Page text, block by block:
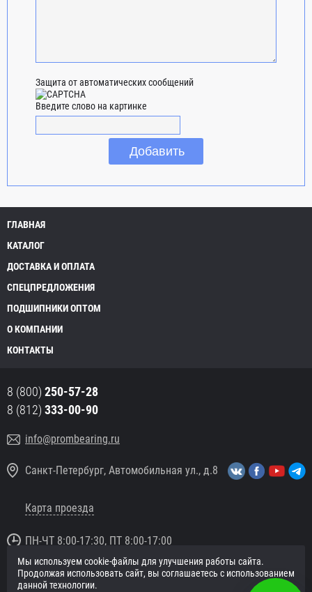
Защита от автоматических сообщений
Введите слово на картинке
ГЛАВНАЯ
КАТАЛОГ
ДОСТАВКА И ОПЛАТА
СПЕЦПРЕДЛОЖЕНИЯ
ПОДШИПНИКИ ОПТОМ
О КОМПАНИИ
КОНТАКТЫ
8 (800) 250-57-28
8 (812) 333-00-90
info@prombearing.ru
Санкт-Петербург, Автомобильная ул., д.8
Карта проезда
ПН-ЧТ 8:00-17:30, ПТ 8:00-17:00
© 2016 «PromBearing.ru»
Подшипники оптом и в розницу.
Мы используем cookie-файлы для улучшения работы сайта.
Продолжая использовать сайт, вы соглашаетесь с использованием
данной технологии.